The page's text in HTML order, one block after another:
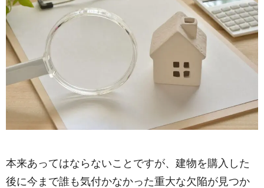
本来あってはならないことですが、建物を購入した
後に今まで誰も気付かなかった重大な欠陥が見つか